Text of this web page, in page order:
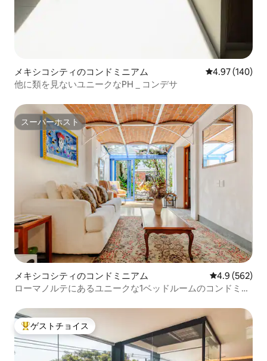
メキシコシティのコンドミニアム レビュー140
4.97 (140)
他に類を見ないユニークなPH _ コンデサ
スーパーホスト
スーパーホスト
メキシコシティのコンドミニアム レビュー562
4.9 (562)
ローマノルテにあるユニークな1ベッドルームのコンドミニ
大好評のゲストチョイスです。
ゲストチョイス